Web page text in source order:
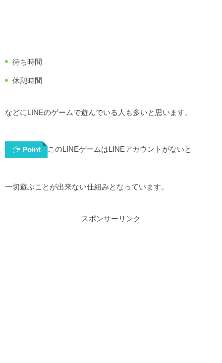
待ち時間
休憩時間
などにLINEのゲームで遊んでいる人も多いと思います。
Point このLINEゲームはLINEアカウントがないと
一切遊ぶことが出来ない仕組みとなっています。
スポンサーリンク